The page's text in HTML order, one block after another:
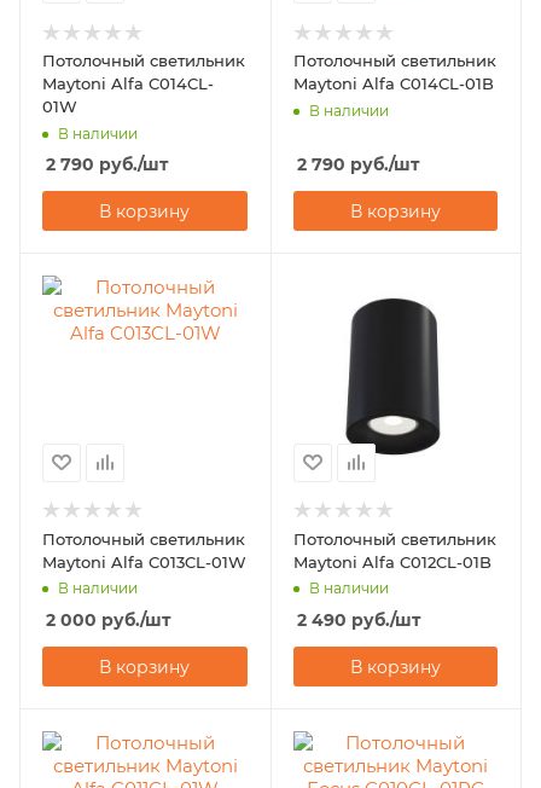
Потолочный светильник
Maytoni Alfa C014CL-
01W
В наличии
2 790 руб./шт
В корзину
Потолочный светильник
Maytoni Alfa C014CL-01B
В наличии
2 790 руб./шт
В корзину
Потолочный светильник
Maytoni Alfa C013CL-01W
В наличии
2 000 руб./шт
В корзину
Потолочный светильник
Maytoni Alfa C012CL-01B
В наличии
2 490 руб./шт
В корзину